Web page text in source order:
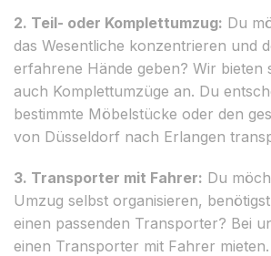
2. Teil- oder Komplettumzug: Du
das Wesentliche konzentrieren und
erfahrene Hände geben? Wir bieten
auch Komplettumzüge an. Du
bestimmte Möbelstücke oder den
von Düsseldorf nach Erlangen
3. Transporter mit Fahrer: Du
Umzug selbst organisieren,
einen passenden Transporter? Bei
einen Transporter mit Fahrer